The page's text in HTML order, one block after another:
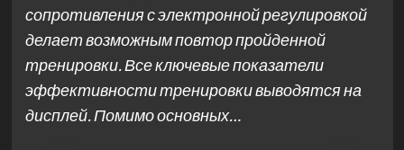
сопротивления с электронной регулировкой
делает возможным повтор пройденной
тренировки. Все ключевые показатели
эффективности тренировки выводятся на
дисплей. Помимо основных…